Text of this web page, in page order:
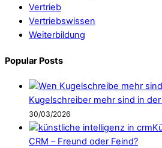
Vertrieb
Vertriebswissen
Weiterbildung
Popular Posts
Kugelschreiber mehr sind in
30/03/2026
CRM – Freund oder Feind?